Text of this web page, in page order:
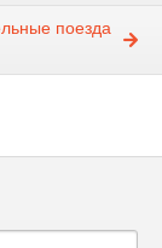
поезда